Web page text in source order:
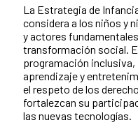
La Estrategia de
considera a los niños y
y actores
transformación social.
programación
aprendizaje y
el respeto de los
fortalezcan su
las nuevas tecnologías.